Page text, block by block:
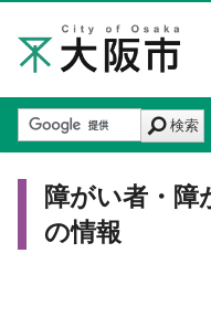
検索
障がい者・障
の情報